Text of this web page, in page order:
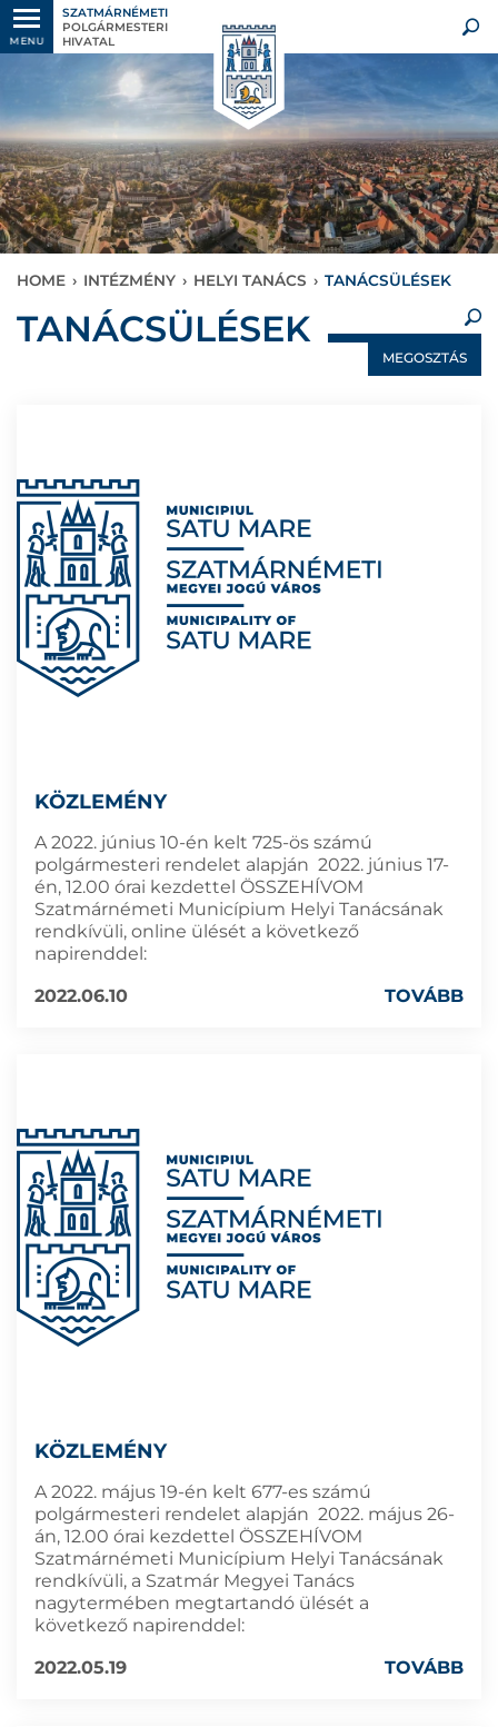
MENU
SZATMÁRNÉMETI
POLGÁRMESTERI
HIVATAL
HOME › INTÉZMÉNY › HELYI TANÁCS › TANÁCSÜLÉSEK
×
TANÁCSÜLÉSEK
MEGOSZTÁS
KÖZLEMÉNY
A 2022. június 10-én kelt 725-ös számú
polgármesteri rendelet alapján 2022. június 17-
én, 12.00 órai kezdettel ÖSSZEHÍVOM
Szatmárnémeti Municípium Helyi Tanácsának
rendkívüli, online ülését a következő
napirenddel:
2022.06.10
TOVÁBB
KÖZLEMÉNY
A 2022. május 19-én kelt 677-es számú
polgármesteri rendelet alapján 2022. május 26-
án, 12.00 órai kezdettel ÖSSZEHÍVOM
Szatmárnémeti Municípium Helyi Tanácsának
rendkívüli, a Szatmár Megyei Tanács
nagytermében megtartandó ülését a
következő napirenddel:
2022.05.19
TOVÁBB